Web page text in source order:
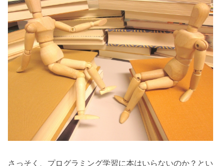
さっそく、プログラミング学習に本はいらないのか？とい